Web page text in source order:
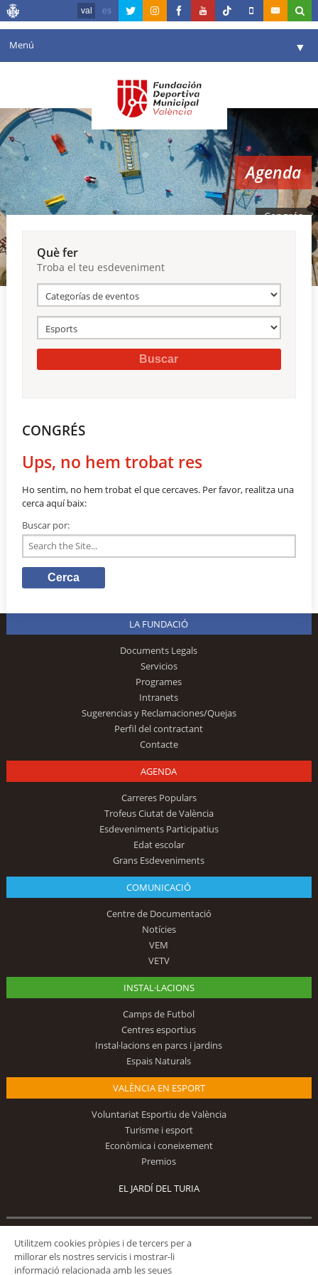
val es
Menú ▼
Agenda
Instal·lacions
Comunicació ▼
València en esport ▼
Reserves
Agenda
Congrés
Què fer
Troba el teu esdeveniment
CONGRÉS
Ups, no hem trobat res
Ho sentim, no hem trobat el que cercaves. Per favor, realitza una
cerca aquí baix:
Buscar por:
LA FUNDACIÓ
Documents Legals
Servicios
Programes
Intranets
Sugerencias y Reclamaciones/Quejas
Perfil del contractant
Contacte
AGENDA
Carreres Populars
Trofeus Ciutat de València
Esdeveniments Participatius
Edat escolar
Grans Esdeveniments
COMUNICACIÓ
Centre de Documentació
Notícies
VEM
VETV
INSTAL·LACIONS
Camps de Futbol
Centres esportius
Instal·lacions en parcs i jardins
Espais Naturals
VALÈNCIA EN ESPORT
Voluntariat Esportiu de València
Turisme i esport
Econòmica i coneixement
Premios
EL JARDÍ DEL TURIA
Utilitzem cookies pròpies i de tercers per a
millorar els nostres servicis i mostrar-li
informació relacionada amb les seues